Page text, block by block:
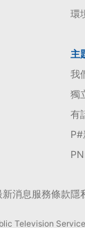
環
主
我
獨
有
P#
新消息服務條款隱
Television